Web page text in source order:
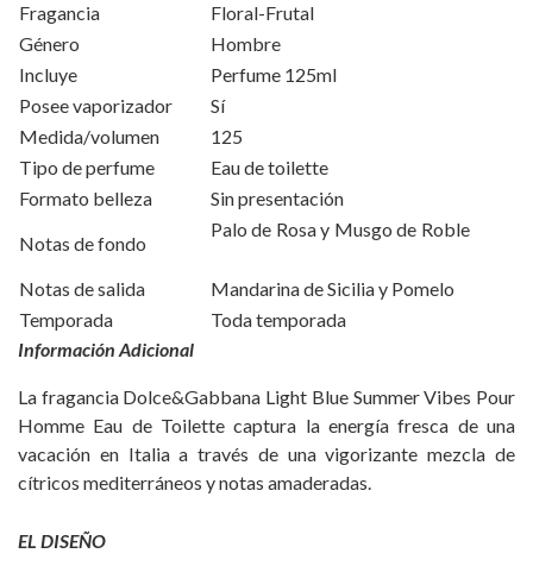
Fragancia
Floral-Frutal
Género
Hombre
Incluye
Perfume 125ml
Posee vaporizador
Sí
Medida/volumen
125
Tipo de perfume
Eau de toilette
Formato belleza
Sin presentación
Notas de fondo
Palo de Rosa y Musgo de Roble
Notas de salida
Mandarina de Sicilia y Pomelo
Temporada
Toda temporada
Información Adicional
La fragancia Dolce&Gabbana Light Blue Summer Vibes Pour
Homme Eau de Toilette captura la energía fresca de una
vacación en Italia a través de una vigorizante mezcla de
cítricos mediterráneos y notas amaderadas.
EL DISEÑO